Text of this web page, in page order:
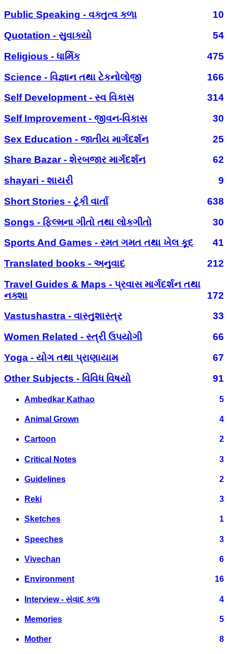
Public Speaking - વક્તુત્વ કળા
10
Quotation - સુવાક્યો
54
Religious - ધાર્મિક
475
Science - વિજ્ઞાન તથા ટેકનોલોજી
166
Self Development - સ્વ વિકાસ
314
Self Improvement - જીવન-વિકાસ
30
Sex Education - જાતીય માર્ગદર્શન
25
Share Bazar - શેરબજાર માર્ગદર્શન
62
shayari - શાયરી
9
Short Stories - ટૂંકી વાર્તા
638
Songs - ફિલ્મના ગીતો તથા લોકગીતો
30
Sports And Games - રમત ગમત તથા ખેલ કૂદ
41
Translated books - અનુવાદ
212
Travel Guides & Maps - પ્રવાસ માર્ગદર્શન તથા
નક્શા
172
Vastushastra - વાસ્તુશાસ્ત્ર
33
Women Related - સ્ત્રી ઉપયોગી
66
Yoga - યોગ તથા પ્રાણાયામ
67
Other Subjects - વિવિધ વિષયો
91
Ambedkar Kathao 5
Animal Grown 4
Cartoon 2
Critical Notes 3
Guidelines 2
Reki 3
Sketches 1
Speeches 3
Vivechan 6
Environment 16
Interview - સંવાદ કળા 4
Memories 5
Mother 8